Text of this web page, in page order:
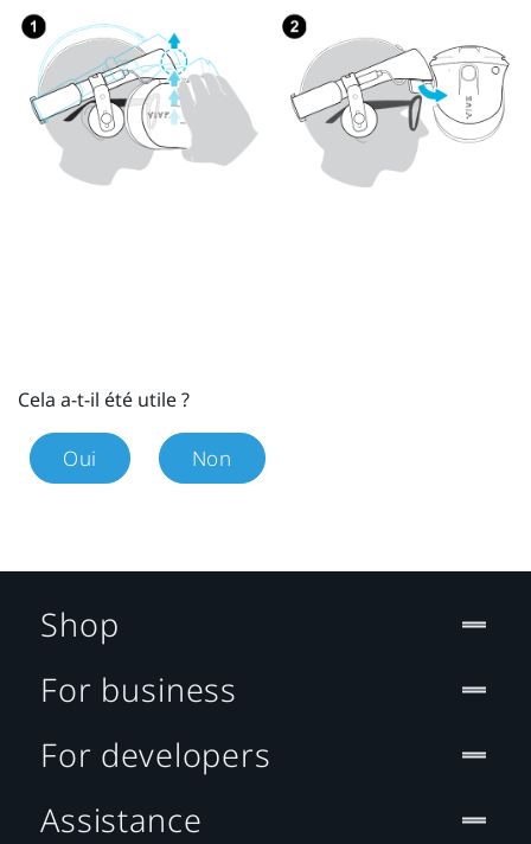
Cela a-t-il été utile ?
Oui Non
Shop
For business
For developers
Assistance